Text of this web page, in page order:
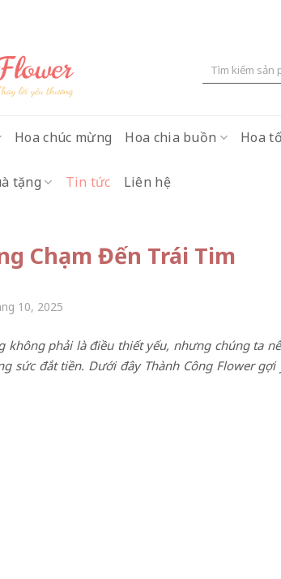
Tìm
Hoa chúc mừng Hoa chia buồn Hoa
tặng Tin tức Liên hệ
Chạm Đến Trái Tim
10, 2025
không phải là điều thiết yếu, nhưng chúng ta
sức đắt tiền. Dưới đây ThànhCông Flowergợi